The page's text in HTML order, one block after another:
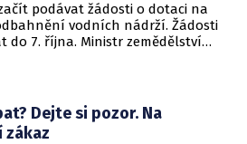
podávat žádosti o dotaci na
vodních nádrží. Žádosti
do 7. října. Ministr zemědělství
o tom ministerstvo
Dejte si pozor. Na
zákaz